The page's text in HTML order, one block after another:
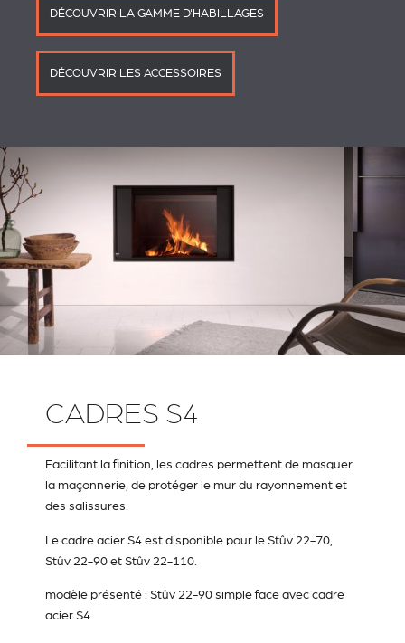
DÉCOUVRIR LA GAMME D'HABILLAGES
DÉCOUVRIR LES ACCESSOIRES
CADRES S4
Facilitant la finition, les cadres permettent de masquer
la maçonnerie, de protéger le mur du rayonnement et
des salissures.
Le cadre acier S4 est disponible pour le Stûv 22-70,
Stûv 22-90 et Stûv 22-110.
modèle présenté : Stûv 22-90 simple face avec cadre
acier S4